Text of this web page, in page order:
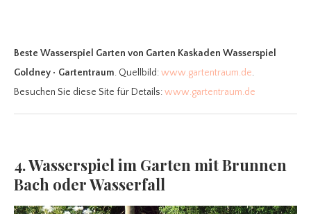
Beste Wasserspiel Garten von Garten Kaskaden Wasserspiel
Goldney • Gartentraum. Quellbild:www.gartentraum.de.
Besuchen Sie diese Site für Details:www.gartentraum.de
4. Wasserspiel im Garten mit Brunnen
Bach oder Wasserfall